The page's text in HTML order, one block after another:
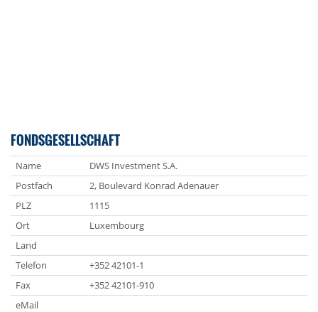
FONDSGESELLSCHAFT
Name
DWS Investment S.A.
Postfach
2, Boulevard Konrad Adenauer
PLZ
1115
Ort
Luxembourg
Land
Telefon
+352 42101-1
Fax
+352 42101-910
eMail